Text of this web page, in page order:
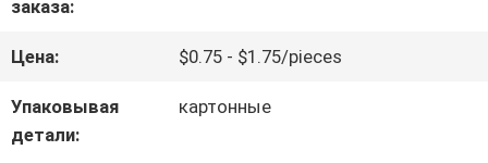
ЗАВОДУ
КОНТРОЛЬ
заказа:
Цена: $0.75 - $1.75/pieces
Упаковывая
детали:
картонные